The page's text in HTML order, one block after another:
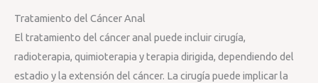
Tratamiento del Cáncer Anal
El tratamiento del cáncer anal puede incluir cirugía,
radioterapia, quimioterapia y terapia dirigida, dependiendo del
estadio y la extensión del cáncer. La cirugía puede implicar la